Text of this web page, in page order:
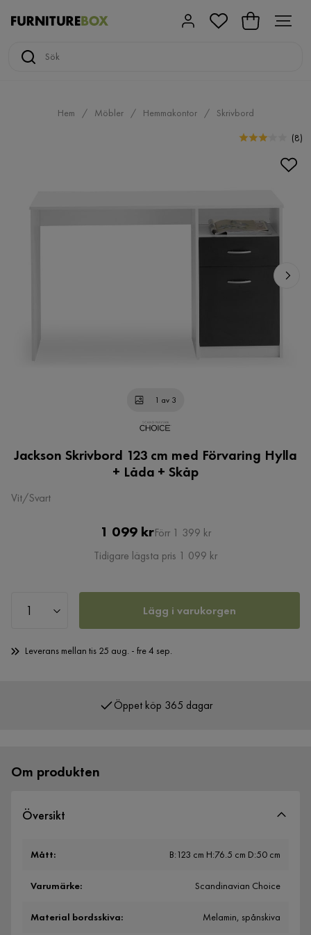
Hem Möbler Hemmakontor
Skrivbord
(8)
1 av 3
Jackson Skrivbord 123 cm med Förvaring Hylla
+ Låda + Skåp
Vit/Svart
Pris
1 099 krOriginal
Pris
Förr 1 399 kr
Tidigare lägsta pris 1 099 kr
Lägg i varukorgen
Leverans mellan tis 25 aug. - fre 4 sep.
Över 400 000 nöjda kunder
Om produkten
Översikt
Mått: B:123 cm H:76.5 cm D:50 cm
Varumärke: Scandinavian Choice
Material bordsskiva: Melamin, spånskiva